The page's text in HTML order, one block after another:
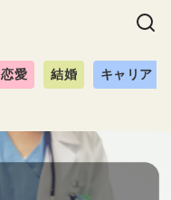
恋愛 結婚 キャリア